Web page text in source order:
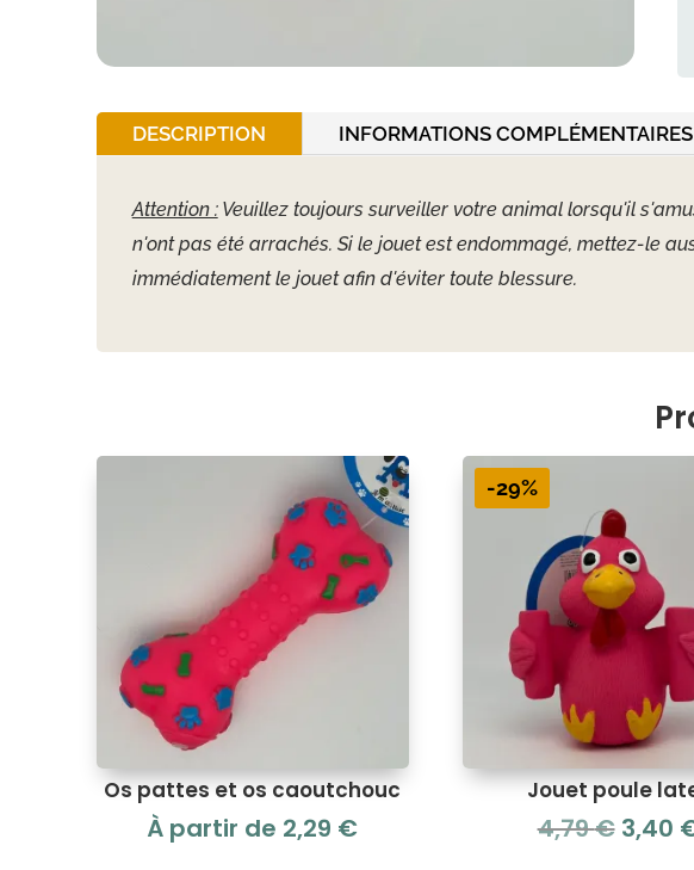
DESCRIPTION INFORMATIONS COMPLÉMENTAIRES
Attention :Veuillez toujours surveiller votre animal lorsqu'il
n'ont pas été arrachés. Si le jouet est endommagé, mettez-le
immédiatement le jouet afin d'éviter toute blessure.
Os pattes et os caoutchouc
À partir de 2,29 €
-29%
Jouet poule
4,79€ Le
3,40